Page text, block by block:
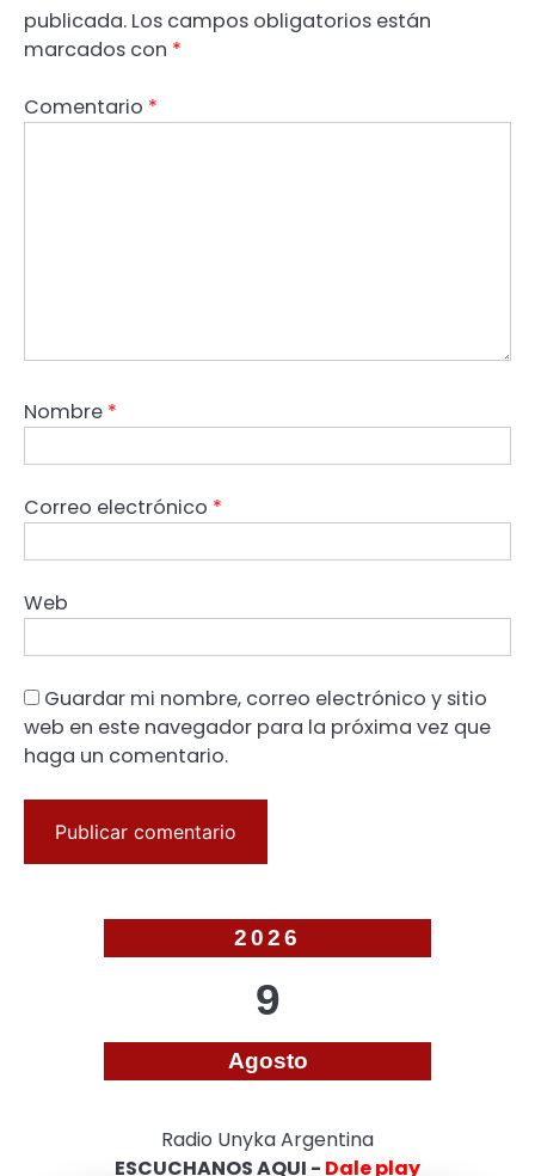
publicada. Los campos obligatorios están
marcados con *
Comentario *
Nombre *
Correo electrónico *
Web
Guardar mi nombre, correo electrónico y sitio
web en este navegador para la próxima vez que
haga un comentario.
2026
9
Agosto
Radio Unyka Argentina
ESCUCHANOS AQUI - Dale play